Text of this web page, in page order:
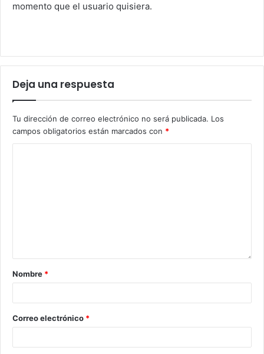
momento que el usuario quisiera.
Deja una respuesta
Tu dirección de correo electrónico no será publicada. Los
campos obligatorios están marcados con *
Nombre *
Correo electrónico *